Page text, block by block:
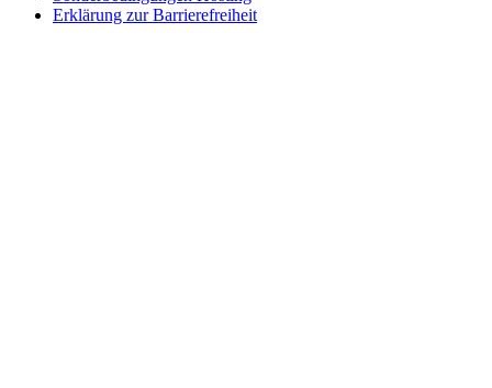
Erklärung zur Barrierefreiheit